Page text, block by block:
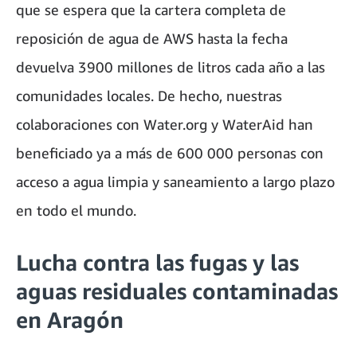
que se espera que la cartera completa de
reposición de agua de AWS hasta la fecha
devuelva 3900 millones de litros cada año a las
comunidades locales. De hecho, nuestras
colaboraciones con Water.org y WaterAid han
beneficiado ya a más de 600 000 personas con
acceso a agua limpia y saneamiento a largo plazo
en todo el mundo.
Lucha contra las fugas y las
aguas residuales contaminadas
en Aragón